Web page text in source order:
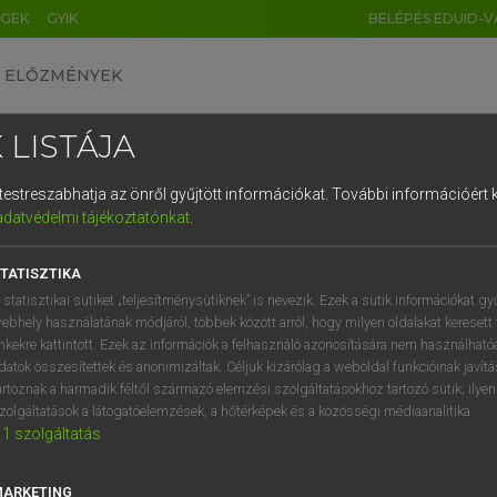
GYIK BELÉPÉS EDUID-
ELŐZMÉNYEK
szótár
VAN ELŐFIZETÉSED?
megtekintéséhez.
LISTÁJA
az önről gyűjtött információkat. További információért
tájékoztatónkat.
statisztikai sütiket „teljesítménysütiknek” is nevezik. Ezek a sütik információkat
használatának módjáról, többek között arról, hogy milyen oldalakat keresett
kattintott. Ezek az információk a felhasználó azonosítására nem
összesítettek és anonimizáltak. Céljuk kizárólag a weboldal funkcióinak
a harmadik féltől származó elemzési szolgáltatásokhoz tartozó sütik;
a látogatóelemzések, a hőtérképek és a közösségi médiaanalitika.
1 szolgáltatás
DE CN FR ES IT NL
1 2 3 4 5 6 7 8 9
q w e r t z u i
a s d f g h j k l é
í y x c v b n m , .